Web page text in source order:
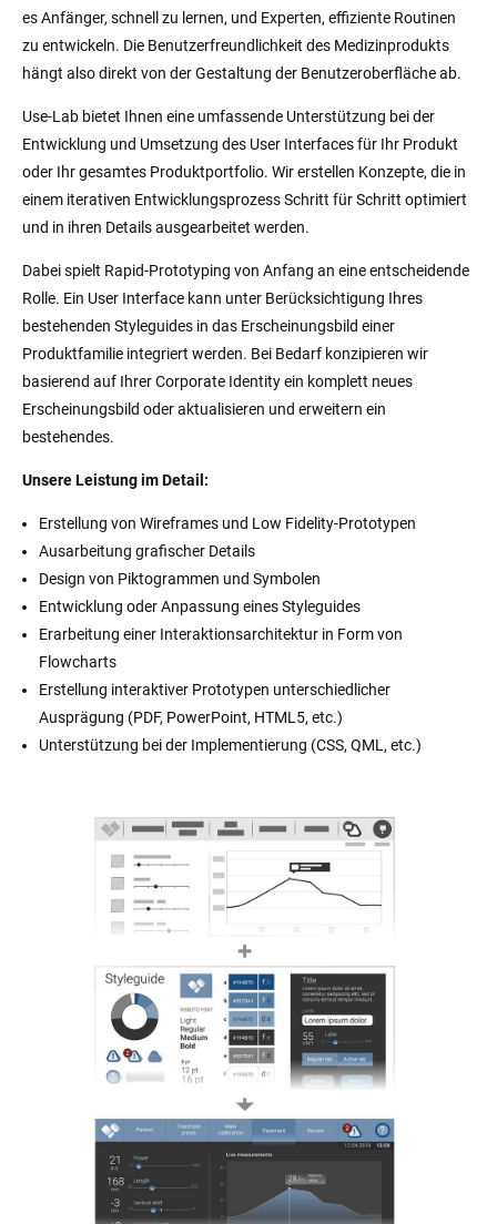
es Anfänger, schnell zu lernen, und Experten, effiziente Routinen
zu entwickeln. Die Benutzerfreundlichkeit des Medizinprodukts
hängt also direkt von der Gestaltung der Benutzeroberfläche ab.
Use-Lab bietet Ihnen eine umfassende Unterstützung bei der
Entwicklung und Umsetzung des User Interfaces für Ihr Produkt
oder Ihr gesamtes Produktportfolio. Wir erstellen Konzepte, die in
einem iterativen Entwicklungsprozess Schritt für Schritt optimiert
und in ihren Details ausgearbeitet werden.
Dabei spielt Rapid-Prototyping von Anfang an eine entscheidende
Rolle. Ein User Interface kann unter Berücksichtigung Ihres
bestehenden Styleguides in das Erscheinungsbild einer
Produktfamilie integriert werden. Bei Bedarf konzipieren wir
basierend auf Ihrer Corporate Identity ein komplett neues
Erscheinungsbild oder aktualisieren und erweitern ein
bestehendes.
Unsere Leistung im Detail:
Erstellung von Wireframes und Low Fidelity-Prototypen
Ausarbeitung grafischer Details
Design von Piktogrammen und Symbolen
Entwicklung oder Anpassung eines Styleguides
Erarbeitung einer Interaktionsarchitektur in Form von
Flowcharts
Erstellung interaktiver Prototypen unterschiedlicher
Ausprägung (PDF, PowerPoint, HTML5, etc.)
Unterstützung bei der Implementierung (CSS, QML, etc.)